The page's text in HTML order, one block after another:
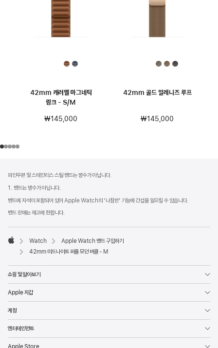
42mm 캐러멜 마그네틱
링크 - S/M
₩145,000
42mm 골드 밀레니즈 루프
₩145,000
파인우븐 및 스테인리스 스틸 밴드는 방수가 아닙니다.
1. 밴드는 방수가 아닙니다.
밴드에 자석이 포함되어 있어 Apple Watch의 '나침반' 기능에 간섭을 일으킬 수 있습니다.
밴드 판매는 재고에 한합니다.
Apple
Watch
Apple Watch 밴드 구입하기
42mm 미드나이트 퍼플 모던 버클 - M
쇼핑 및 알아보기
Apple 지갑
계정
엔터테인먼트
Apple Store